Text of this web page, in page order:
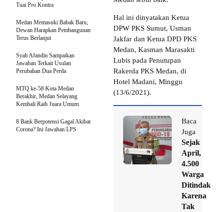
Hal ini dinyatakan Ketua
DPW PKS Sumut, Usman
Jakfar dan Ketua DPD PKS
Medan, Kasman Marasakti
Lubis pada Penutupan
Rakerda PKS Medan, di
Hotel Madani, Minggu
(13/6/2021).
Baca
Juga
Sejak
April,
4.500
Warga
Ditindak
Karena
Tak
Tuai Pro Kontra
Medan Memasuki Babak Baru,
Dewan Harapkan Pembangunan
Terus Berlanjut
Syah Afandin Sampaikan
Jawaban Terkait Usulan
Perubahan Dua Perda
MTQ ke-58 Kota Medan
Berakhir, Medan Selayang
Kembali Raih Juara Umum
8 Bank Berpotensi Gagal Akibat
Corona? Ini Jawaban LPS